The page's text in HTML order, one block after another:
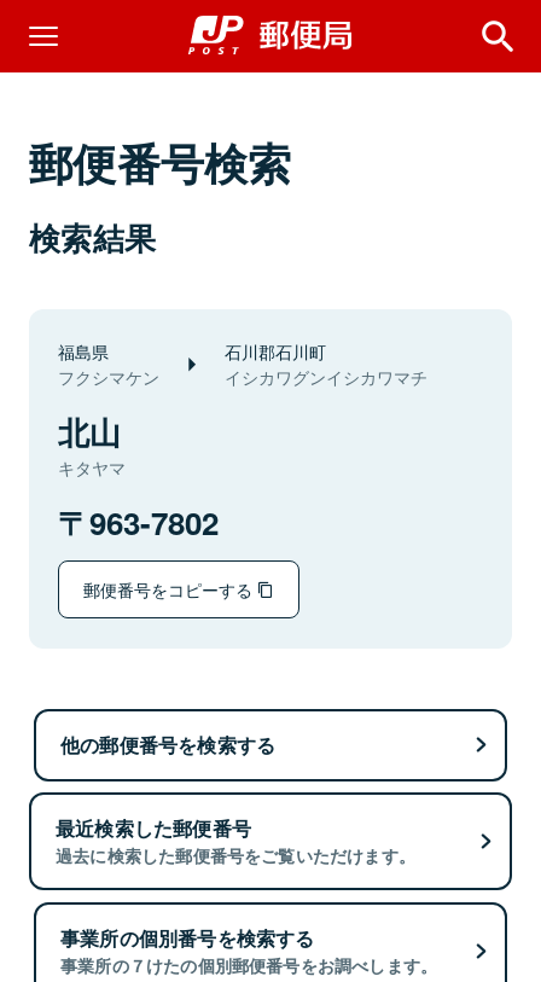
郵便番号検索
検索結果
福島県
フクシマケン
石川郡石川町
イシカワグンイシカワマチ
北山
キタヤマ
963-7802
郵便番号をコピーする
他の郵便番号を検索する
最近検索した郵便番号
過去に検索した郵便番号をご覧いただけます。
事業所の個別番号を検索する
事業所の７けたの個別郵便番号をお調べします。